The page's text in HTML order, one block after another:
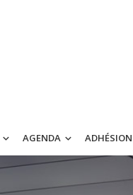
AGENDA ADHÉSION